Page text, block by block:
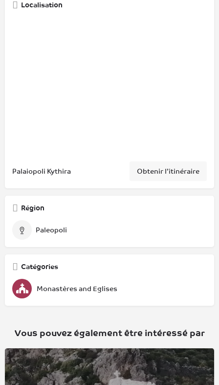
Localisation
Palaiopoli Kythira Obtenir l’itinéraire
Région
Paleopoli
Catégories
Monastères and Eglises
Vous pouvez également être intéressé par